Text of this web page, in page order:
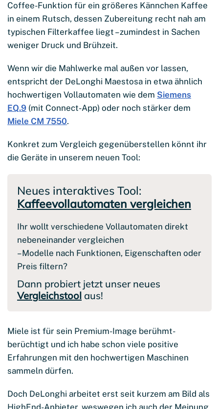
Coffee-Funktion für ein größeres Kännchen Kaffee
in einem Rutsch, dessen Zubereitung recht nah am
typischen Filterkaffee liegt – zumindest in Sachen
weniger Druck und Brühzeit.
Wenn wir die Mahlwerke mal außen vor lassen,
entspricht der DeLonghi Maestosa in etwa ähnlich
hochwertigen Vollautomaten wie dem Siemens
EQ.9 (mit Connect-App) oder noch stärker dem
Miele CM 7550.
Konkret zum Vergleich gegenüberstellen könnt ihr
die Geräte in unserem neuen Tool:
Neues interaktives Tool:
Kaffeevollautomaten vergleichen
Ihr wollt verschiedene Vollautomaten direkt
nebeneinander vergleichen
– Modelle nach Funktionen, Eigenschaften oder
Preis filtern?
Dann probiert jetzt unser neues
Vergleichstool aus!
Miele ist für sein Premium-Image berühmt-
berüchtigt und ich habe schon viele positive
Erfahrungen mit den hochwertigen Maschinen
sammeln dürfen.
Doch DeLonghi arbeitet erst seit kurzem am Bild als